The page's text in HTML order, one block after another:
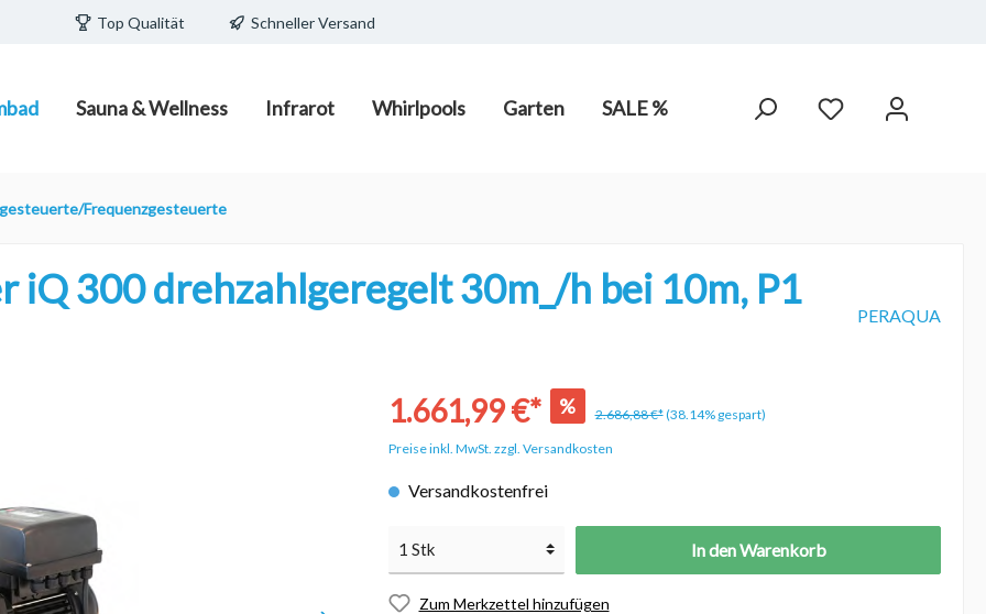
Top Qualität Schneller Versand
Sauna & Wellness Infrarot Whirlpools Garten SALE %
Pools
Becken
Poolreiniger und Zubehör
Fass zum Schlafen
Frequenzgesteuerte
300 drehzahlgeregelt 30m_/h bei 10m, P1
PERAQUA
1.661,99 €* % 2.686,88 €*(38.14% gespart)
Preise inkl. MwSt. zzgl. Versandkosten
Versandkostenfrei
In den Warenkorb
Zum Merkzettel hinzufügen